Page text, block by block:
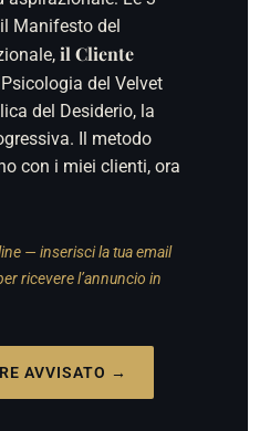
Manifesto del
il Cliente
del Velvet
del Desiderio, la
Il metodo
con i miei clienti, ora
— inserisci la tua email
ricevere l’annuncio in
AVVISATO →